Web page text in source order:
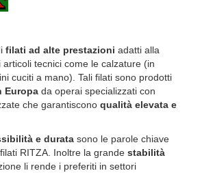
filati ad alte prestazioni adatti alla
tecnici come le calzature (in
cuciti a mano). Tali filati sono prodotti
Europa da operai specializzati con
che garantiscono qualità elevata e
e durata sono le parole chiave
RITZA. Inoltre la grande stabilità
li rende i preferiti in settori